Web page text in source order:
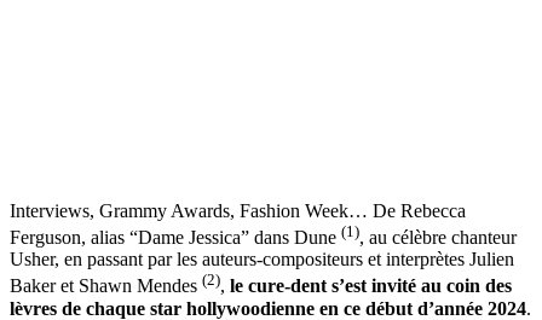
Interviews, Grammy Awards, Fashion Week… De Rebecca
Ferguson, alias “Dame Jessica” dans Dune (1), au célèbre chanteur
Usher, en passant par les auteurs-compositeurs et interprètes Julien
Baker et Shawn Mendes (2), le cure-dent s’est invité au coin des
lèvres de chaque star hollywoodienne en ce début d’année 2024.